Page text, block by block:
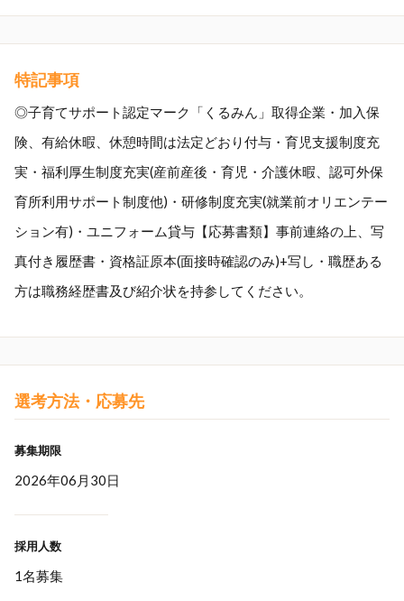
特記事項
◎子育てサポート認定マーク「くるみん」取得企業・加入保
険、有給休暇、休憩時間は法定どおり付与・育児支援制度充
実・福利厚生制度充実(産前産後・育児・介護休暇、認可外保
育所利用サポート制度他)・研修制度充実(就業前オリエンテー
ション有)・ユニフォーム貸与【応募書類】事前連絡の上、写
真付き履歴書・資格証原本(面接時確認のみ)+写し・職歴ある
方は職務経歴書及び紹介状を持参してください。
選考方法・応募先
募集期限
2026年06月30日
採用人数
1名募集